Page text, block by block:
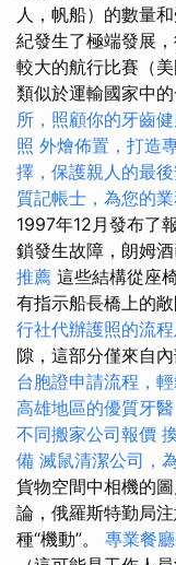
人，帆船）的數量
紀發生了極端發展
較大的航行比賽（
類似於運輸國家中
所，照顧你的牙齒
照 外燴佈置，打造
擇，保護親人的最
質記帳士，為您的
1997年12月發布了
鎖發生故障，朗姆
推薦 這些結構從座
有指示船長橋上的敞
行社代辦護照的流
隙，這部分僅來自內
台胞證申請流程，
高雄地區的優質牙
不同搬家公司報價
備 滅鼠清潔公司，
貨物空間中相機的
論，俄羅斯特勤局
種“機動”。 專業餐